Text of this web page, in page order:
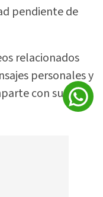
pendiente de
relacionados
personales y
con sus